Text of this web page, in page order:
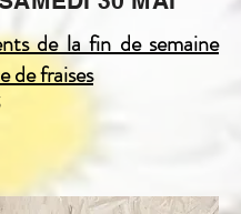
de la fin de semaine
de fraises